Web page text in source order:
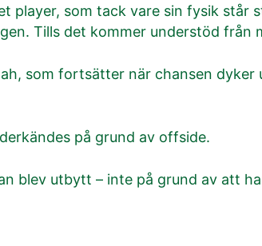
player, som tack vare sin fysik står
Tills det kommer understöd från
som fortsätter när chansen dyker
på grund av offside.
blev utbytt – inte på grund av att